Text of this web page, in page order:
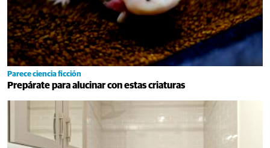
Parece ciencia ficción
Prepárate para alucinar con estas criaturas